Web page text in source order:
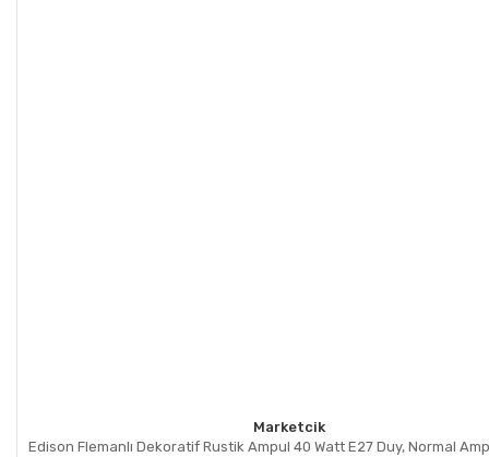
Marketcik
Edison Flemanlı Dekoratif Rustik Ampul 40 Watt E27 Duy, Normal